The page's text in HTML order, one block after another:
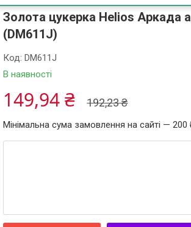
Золота цукерка Helios
(DM611J)
В наявності
Код:DM611J
192,23 ₴
149,94 ₴
Мінімальна сума замовлення на сайті — 200